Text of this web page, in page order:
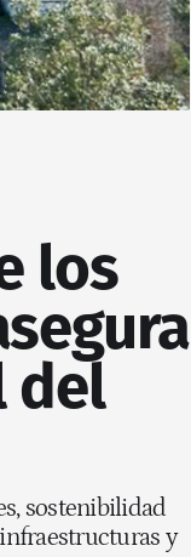
los
del
sostenibilidad
y